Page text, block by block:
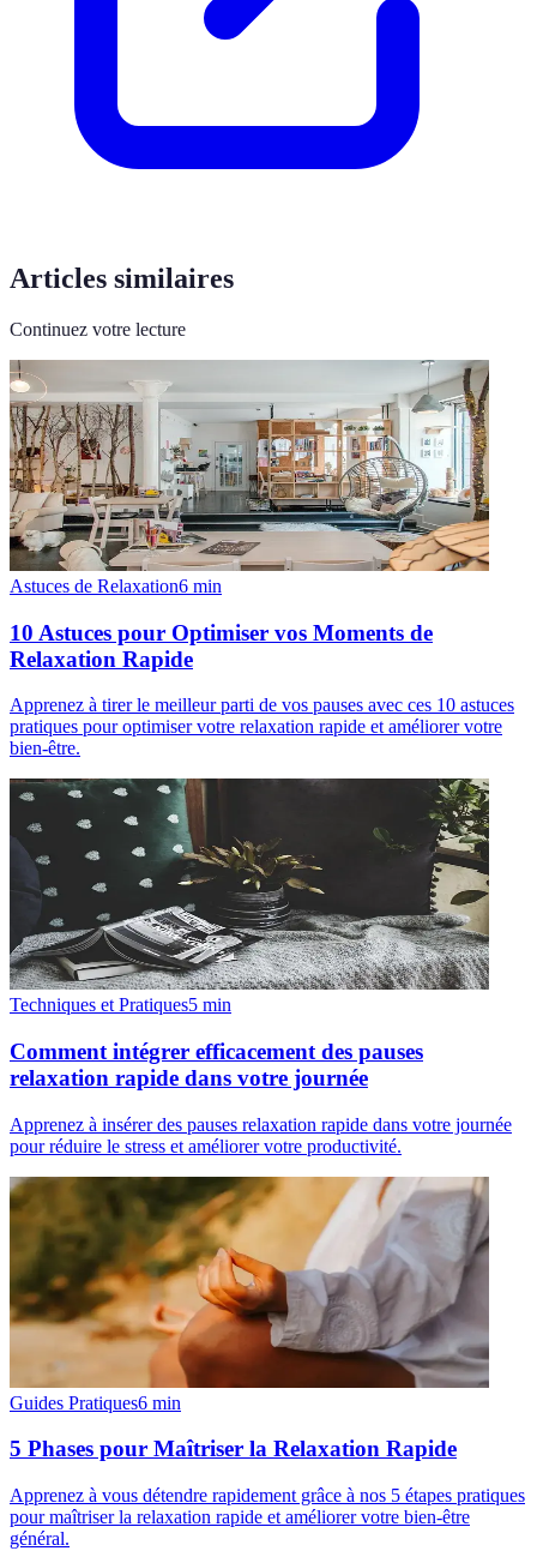
Articles similaires
Continuez votre lecture
Astuces de Relaxation6 min
10 Astuces pour Optimiser vos Moments de
Relaxation Rapide
Apprenez à tirer le meilleur parti de vos pauses avec ces 10 astuces
pratiques pour optimiser votre relaxation rapide et améliorer votre
bien-être.
Techniques et Pratiques5 min
Comment intégrer efficacement des pauses
relaxation rapide dans votre journée
Apprenez à insérer des pauses relaxation rapide dans votre journée
pour réduire le stress et améliorer votre productivité.
Guides Pratiques6 min
5 Phases pour Maîtriser la Relaxation Rapide
Apprenez à vous détendre rapidement grâce à nos 5 étapes pratiques
pour maîtriser la relaxation rapide et améliorer votre bien-être
général.